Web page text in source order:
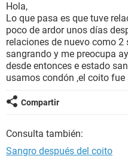
BIENESTAR
SEXUALIDAD
GLOSARIO
Hola,
Lo que pasa es que tuve
poco de ardor unos días
relaciones de nuevo como
sangrando y me preocupa
desde entonces e estado
usamos condón ,el coito
Compartir
Consulta también:
Sangro después del coito